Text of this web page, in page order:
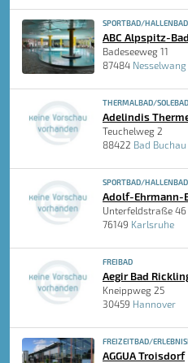
SPORTBAD/
ABC Alpspitz-
Badeseeweg 11
87484 Nesselwang
THERMALBAD/SOLEBAD
Adelindis
Teuchelweg 2
88422 Bad Buchau
SPORTBAD/HALLENBAD
Adolf-Ehrmann-
Unterfeldstraße 46
76149 Karlsruhe
FREIBAD
Aegir Bad
Kneippweg 25
30459 Hannover
FREIZEITBAD/
AGGUA Troisdorf